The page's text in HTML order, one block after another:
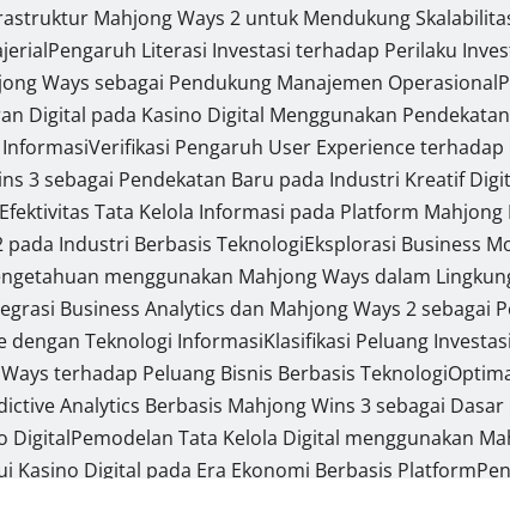
Mahjong Ways 2 untuk Mendukung
Pengaruh Literasi Investasi terhadap Perilaku
Ways sebagai Pendukung Manajemen Operasional
Digital pada Kasino Digital Menggunakan
Verifikasi Pengaruh User Experience
3 sebagai Pendekatan Baru pada Industri Kreatif
Efektivitas Tata Kelola Informasi pada Platform
pada Industri Berbasis TeknologiEksplorasi Business
menggunakan Mahjong Ways dalam
Business Analytics dan Mahjong Ways 2 sebagai
dengan Teknologi InformasiKlasifikasi Peluang
terhadap Peluang Bisnis Berbasis Teknologi
Analytics Berbasis Mahjong Wins 3 sebagai
DigitalPemodelan Tata Kelola Digital menggunakan
Kasino Digital pada Era Ekonomi Berbasis Platform